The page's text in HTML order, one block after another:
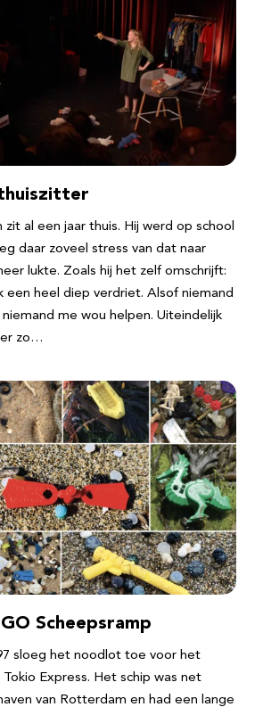
al een jaar thuis. Hij werd op school
daar zoveel stress van dat naar
lukte. Zoals hij het zelf omschrijft:
een heel diep verdriet. Alsof niemand
me wou helpen. Uiteindelijk
zo…
Scheepsramp
sloeg het noodlot toe voor het
Express. Het schip was net
van Rotterdam en had een lange